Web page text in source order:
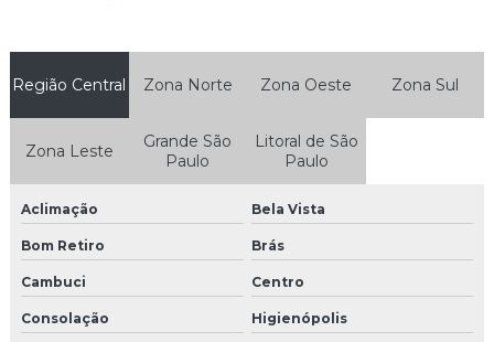
Empresas que fazem manutenção de elevadores
Empresas que trabalham com manutenção de elevadores
Empresas de reforma de elevadores
Especialista em elevadores
Especialista em instalação e conserto de elevadores
Manutenção e conservação de elevadores
Região Central Zona Norte Zona Oeste Zona Sul
Zona Leste
Grande São
Paulo
Litoral de São
Paulo
Aclimação Bela Vista
Bom Retiro Brás
Cambuci Centro
Consolação Higienópolis